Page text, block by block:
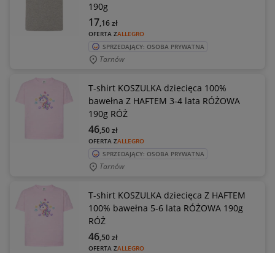
190g
OFERTA ZALLEGRO
17,16zł
SPRZEDAJĄCY: OSOBA PRYWATNA
Tarnów
T-shirt KOSZULKA dziecięca 100%
bawełna Z HAFTEM 3-4 lata RÓŻOWA
190g RÓŻ
OFERTA ZALLEGRO
46,50zł
SPRZEDAJĄCY: OSOBA PRYWATNA
Tarnów
T-shirt KOSZULKA dziecięca Z HAFTEM
100% bawełna 5-6 lata RÓŻOWA 190g
RÓŻ
OFERTA ZALLEGRO
46,50zł